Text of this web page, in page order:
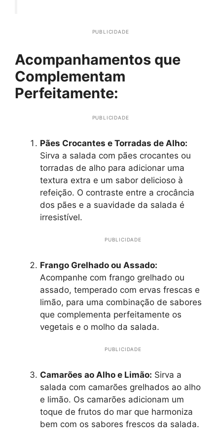
PUBLICIDADE
Acompanhamentos que
Complementam
Perfeitamente:
PUBLICIDADE
Pães Crocantes e Torradas de Alho:
Sirva a salada com pães crocantes ou
torradas de alho para adicionar uma
textura extra e um sabor delicioso à
refeição. O contraste entre a crocância
dos pães e a suavidade da salada é
irresistível.
PUBLICIDADE
Frango Grelhado ou Assado:
Acompanhe com frango grelhado ou
assado, temperado com ervas frescas e
limão, para uma combinação de sabores
que complementa perfeitamente os
vegetais e o molho da salada.
PUBLICIDADE
Camarões ao Alho e Limão: Sirva a
salada com camarões grelhados ao alho
e limão. Os camarões adicionam um
toque de frutos do mar que harmoniza
bem com os sabores frescos da salada.